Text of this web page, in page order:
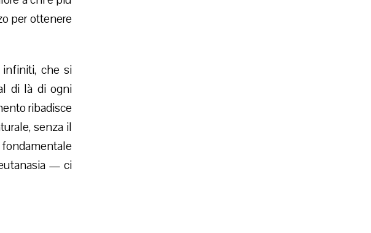
per ottenere
che si
di là di ogni
ribadisce
senza il
— ci